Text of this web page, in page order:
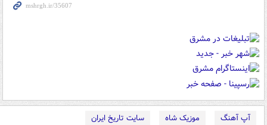
آپ آهنگ موزیک شاه
سایت تاریخ ایران